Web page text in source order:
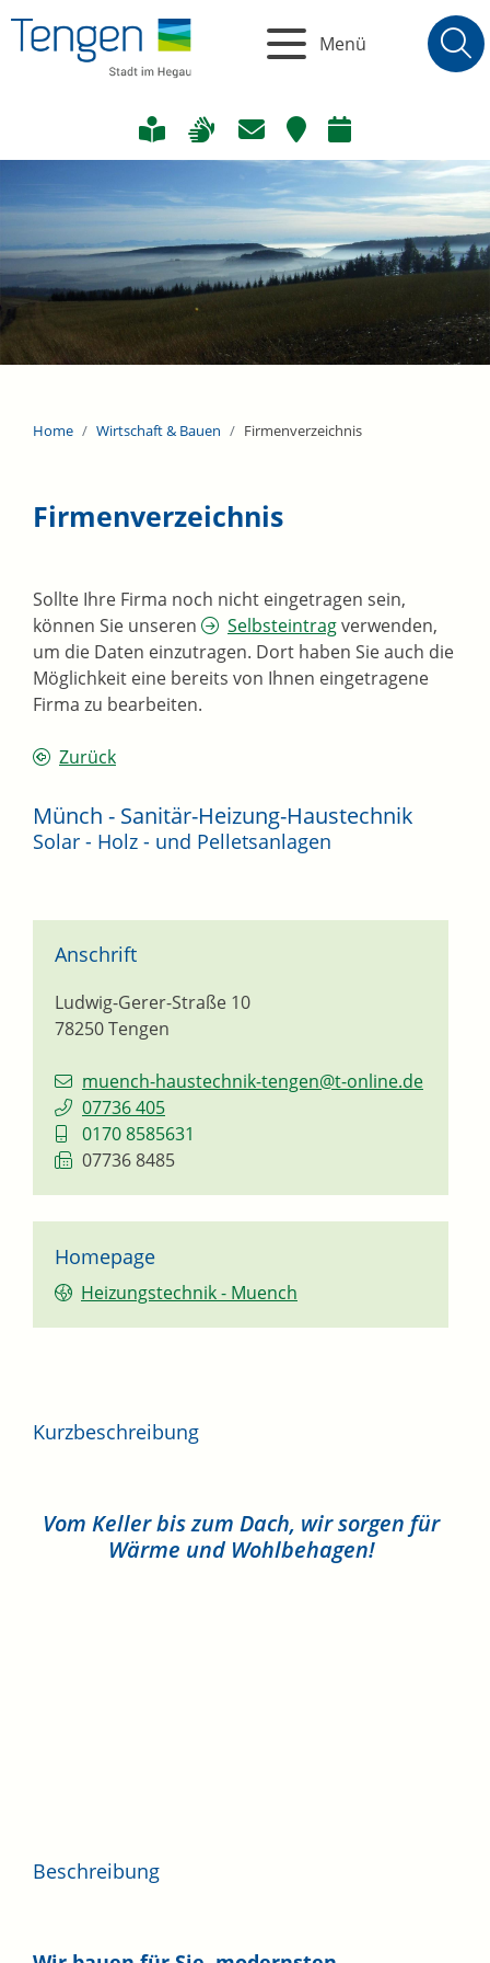
Menü
Home Wirtschaft & Bauen Firmenverzeichnis
Firmenverzeichnis
Sollte Ihre Firma noch nicht eingetragen sein,
können Sie unseren
Selbsteintragverwenden,
um die Daten einzutragen. Dort haben Sie auch die
Möglichkeit eine bereits von Ihnen eingetragene
Firma zu bearbeiten.
Zurück
Münch - Sanitär-Heizung-Haustechnik
Solar - Holz - und Pelletsanlagen
Anschrift
Ludwig-Gerer-Straße 10
78250Tengen
muench-haustechnik-tengen@t-online.de
07736 405
0170 8585631
07736 8485
Homepage
Heizungstechnik - Muench
Kurzbeschreibung
Vom Keller bis zum Dach, wir sorgen für
Wärme und Wohlbehagen!
Beschreibung